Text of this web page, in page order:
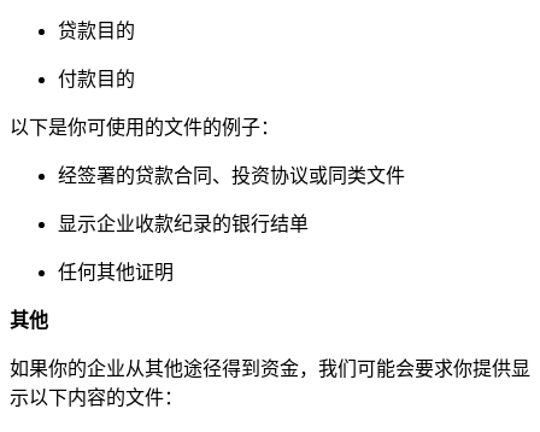
贷款目的
付款目的
以下是你可使用的文件的例子：
经签署的贷款合同、投资协议或同类文件
显示企业收款纪录的银行结单
任何其他证明
其他
如果你的企业从其他途径得到资金，我们可能会要求你提供显
示以下内容的文件：